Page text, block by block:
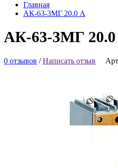
Главная
АК-63-3МГ 20.0 А
АК-63-3МГ
0 отзывов /Написать отзыв